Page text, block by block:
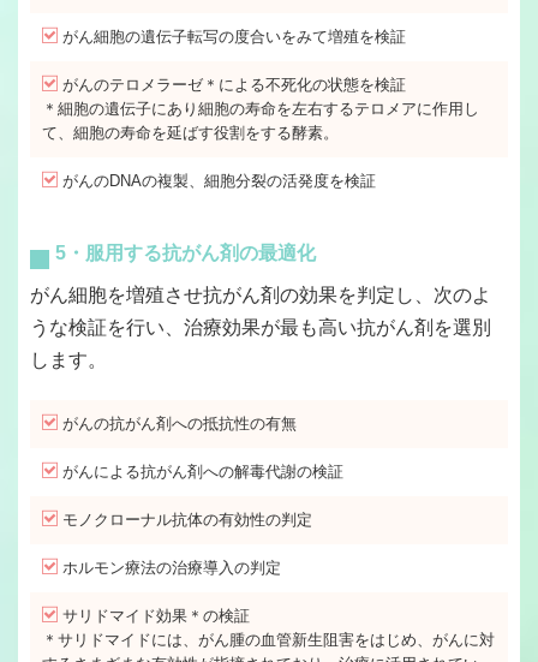
がん細胞の遺伝子転写の度合いをみて増殖を検証
がんのテロメラーゼ＊による不死化の状態を検証
＊細胞の遺伝子にあり細胞の寿命を左右するテロメアに作用し
て、細胞の寿命を延ばす役割をする酵素。
がんのDNAの複製、細胞分裂の活発度を検証
5・服用する抗がん剤の最適化
がん細胞を増殖させ抗がん剤の効果を判定し、次のよ
うな検証を行い、治療効果が最も高い抗がん剤を選別
します。
がんの抗がん剤への抵抗性の有無
がんによる抗がん剤への解毒代謝の検証
モノクローナル抗体の有効性の判定
ホルモン療法の治療導入の判定
サリドマイド効果＊の検証
＊サリドマイドには、がん腫の血管新生阻害をはじめ、がんに対